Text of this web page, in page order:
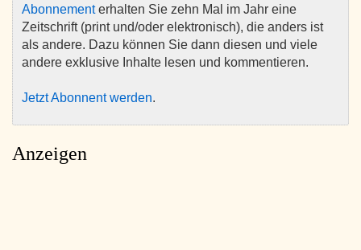
Abonnementerhalten Sie zehn Mal im Jahr eine
Zeitschrift (print und/oder elektronisch), die anders ist
als andere. Dazu können Sie dann diesen und viele
andere exklusive Inhalte lesen und kommentieren.
Jetzt Abonnent werden.
Anzeigen